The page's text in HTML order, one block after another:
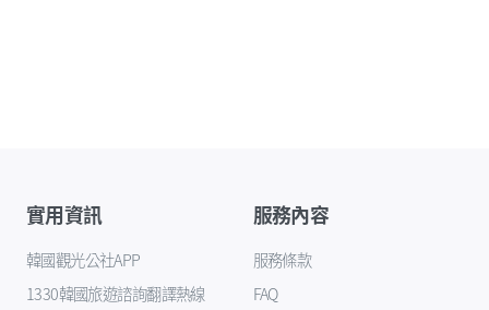
實用資訊
韓國觀光公社APP
1330韓國旅遊諮詢翻譯熱線
服務內容
服務條款
FAQ